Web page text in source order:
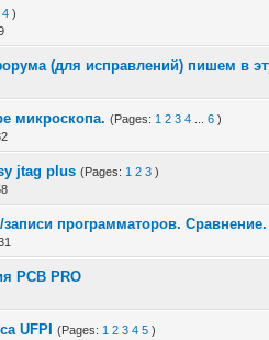
4 )
(для исправлений) пишем в
микроскопа. (Pages: 1 2 3 4 6 )
jtag plus (Pages: 1 2 3 )
программаторов. Сравнение.
PCB PRO
UFPI (Pages: 1 2 3 4 5 )